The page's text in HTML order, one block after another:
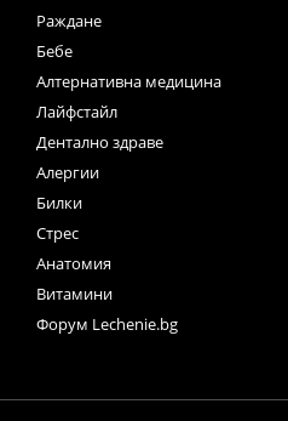
Раждане
Бебе
Алтернативна медицина
Лайфстайл
Дентално здраве
Алергии
Билки
Стрес
Анатомия
Витамини
Форум Lechenie.bg